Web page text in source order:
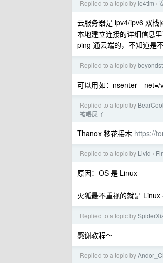
Replied to a topic by le4tim ›
云服务器是 ipv4/ipv6 双栈
本地建立连接的详细信息
ping 通云端的，不知道是
Replied to a topic by
可以用如：nsenter --
Replied to a topic by
被喂屎了
Thanox 移花接木 https://
Replied to a topic by Livid ›
原因：OS 是 Linux
火狐最不重视的就是
Replied to a topic by
感谢教程～
Replied to a topic by